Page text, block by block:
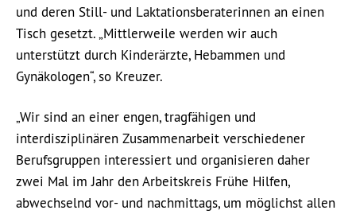
und deren Still- und Laktationsberaterinnen an einen
Tisch gesetzt. „Mittlerweile werden wir auch
unterstützt durch Kinderärzte, Hebammen und
Gynäkologen“, so Kreuzer.
„Wir sind an einer engen, tragfähigen und
interdisziplinären Zusammenarbeit verschiedener
Berufsgruppen interessiert und organisieren daher
zwei Mal im Jahr den Arbeitskreis Frühe Hilfen,
abwechselnd vor- und nachmittags, um möglichst allen